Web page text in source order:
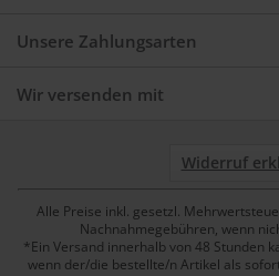
Unsere Zahlungsarten
Wir versenden mit
Widerruf
Alle Preise inkl. gesetzl.
Nachnahmegebühren, wenn
*Ein Versand innerhalb von 48 Stunden
wenn der/die bestellte/n Artikel als